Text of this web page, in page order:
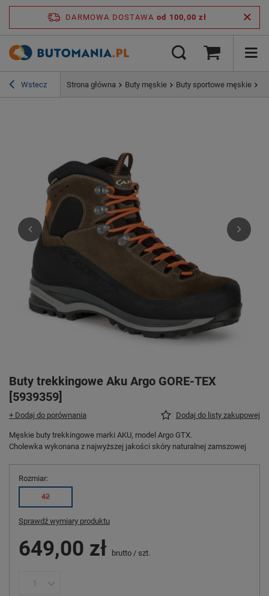
DARMOWA DOSTAWA od 100,00 zł
Wstecz Strona główna Buty męskie Buty sportowe męskie
Buty trekkingowe Aku Argo GORE-TEX
[5939359]
+ Dodaj do porównania Dodaj do listy zakupowej
Męskie buty trekkingowe marki AKU, model Argo GTX.
Cholewka wykonana z najwyższej jakości skóry naturalnej zamszowej
Rozmiar
42
Sprawdź wymiary produktu
649,00 zł brutto / szt.